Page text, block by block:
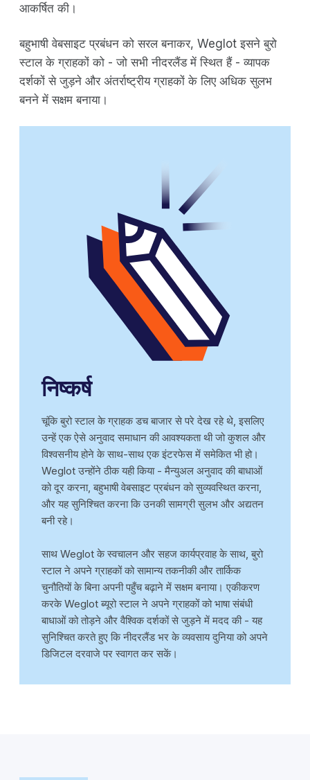
आकर्षित की।
बहुभाषी वेबसाइट प्रबंधन को सरल बनाकर, Weglot इसने बुरो
स्टाल के ग्राहकों को - जो सभी नीदरलैंड में स्थित हैं - व्यापक
दर्शकों से जुड़ने और अंतर्राष्ट्रीय ग्राहकों के लिए अधिक सुलभ
बनने में सक्षम बनाया।
निष्कर्ष
चूंकि बुरो स्टाल के ग्राहक डच बाजार से परे देख रहे थे, इसलिए
उन्हें एक ऐसे अनुवाद समाधान की आवश्यकता थी जो कुशल और
विश्वसनीय होने के साथ-साथ एक इंटरफेस में समेकित भी हो।
Weglot उन्होंने ठीक यही किया - मैन्युअल अनुवाद की बाधाओं
को दूर करना, बहुभाषी वेबसाइट प्रबंधन को सुव्यवस्थित करना,
और यह सुनिश्चित करना कि उनकी सामग्री सुलभ और अद्यतन
बनी रहे।
साथ Weglot के स्वचालन और सहज कार्यप्रवाह के साथ, बुरो
स्टाल ने अपने ग्राहकों को सामान्य तकनीकी और तार्किक
चुनौतियों के बिना अपनी पहुँच बढ़ाने में सक्षम बनाया। एकीकरण
करके Weglot ब्यूरो स्टाल ने अपने ग्राहकों को भाषा संबंधी
बाधाओं को तोड़ने और वैश्विक दर्शकों से जुड़ने में मदद की - यह
सुनिश्चित करते हुए कि नीदरलैंड भर के व्यवसाय दुनिया को अपने
डिजिटल दरवाजे पर स्वागत कर सकें।